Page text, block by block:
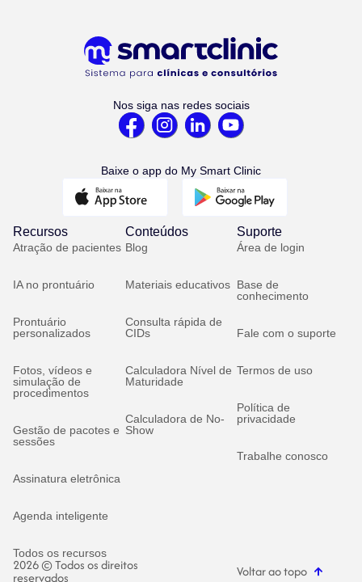
Nos siga nas redes sociais
Baixe o app do My Smart Clinic
Recursos
Atração de pacientes
IA no prontuário
Prontuário
personalizados
Fotos, vídeos e
simulação de
procedimentos
Gestão de pacotes e
sessões
Assinatura eletrônica
Agenda inteligente
Todos os recursos
Conteúdos
Blog
Materiais educativos
Consulta rápida de
CIDs
Calculadora Nível de
Maturidade
Calculadora de No-
Show
Suporte
Área de login
Base de
conhecimento
Fale com o suporte
Termos de uso
Política de
privacidade
Trabalhe conosco
2026 © Todos os direitos
reservados Voltar ao topo